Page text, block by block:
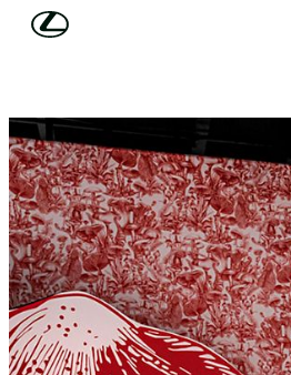
Skip to Main Content